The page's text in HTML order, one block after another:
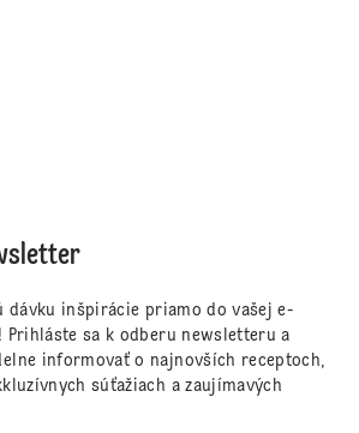
dávku inšpirácie priamo do vašej e-
Prihláste sa k odberu newsletteru a
informovať o najnovších receptoch,
súťažiach a zaujímavých